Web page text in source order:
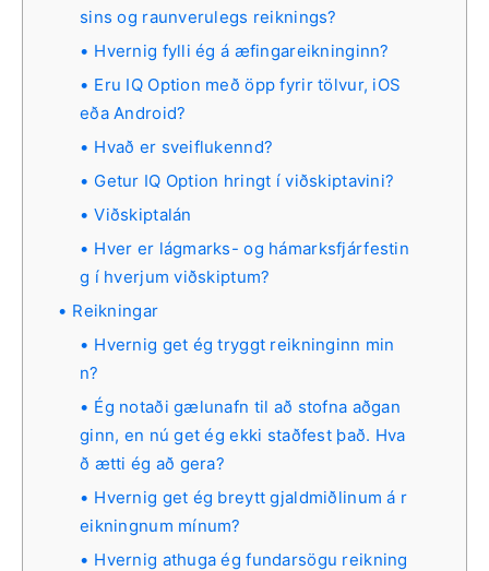
sins og raunverulegs reiknings?
Hvernig fylli ég á æfingareikninginn?
Eru IQ Option með öpp fyrir tölvur, iOS
eða Android?
Hvað er sveiflukennd?
Getur IQ Option hringt í viðskiptavini?
Viðskiptalán
Hver er lágmarks- og hámarksfjárfestin
g í hverjum viðskiptum?
Reikningar
Hvernig get ég tryggt reikninginn min
n?
Ég notaði gælunafn til að stofna aðgan
ginn, en nú get ég ekki staðfest það. Hva
ð ætti ég að gera?
Hvernig get ég breytt gjaldmiðlinum á r
eikningnum mínum?
Hvernig athuga ég fundarsögu reikning